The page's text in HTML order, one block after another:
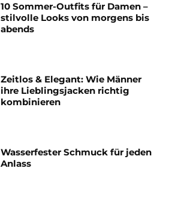
10 Sommer-Outfits für Damen –
stilvolle Looks von morgens bis
abends
Zeitlos & Elegant: Wie Männer
ihre Lieblingsjacken richtig
kombinieren
Wasserfester Schmuck für jeden
Anlass